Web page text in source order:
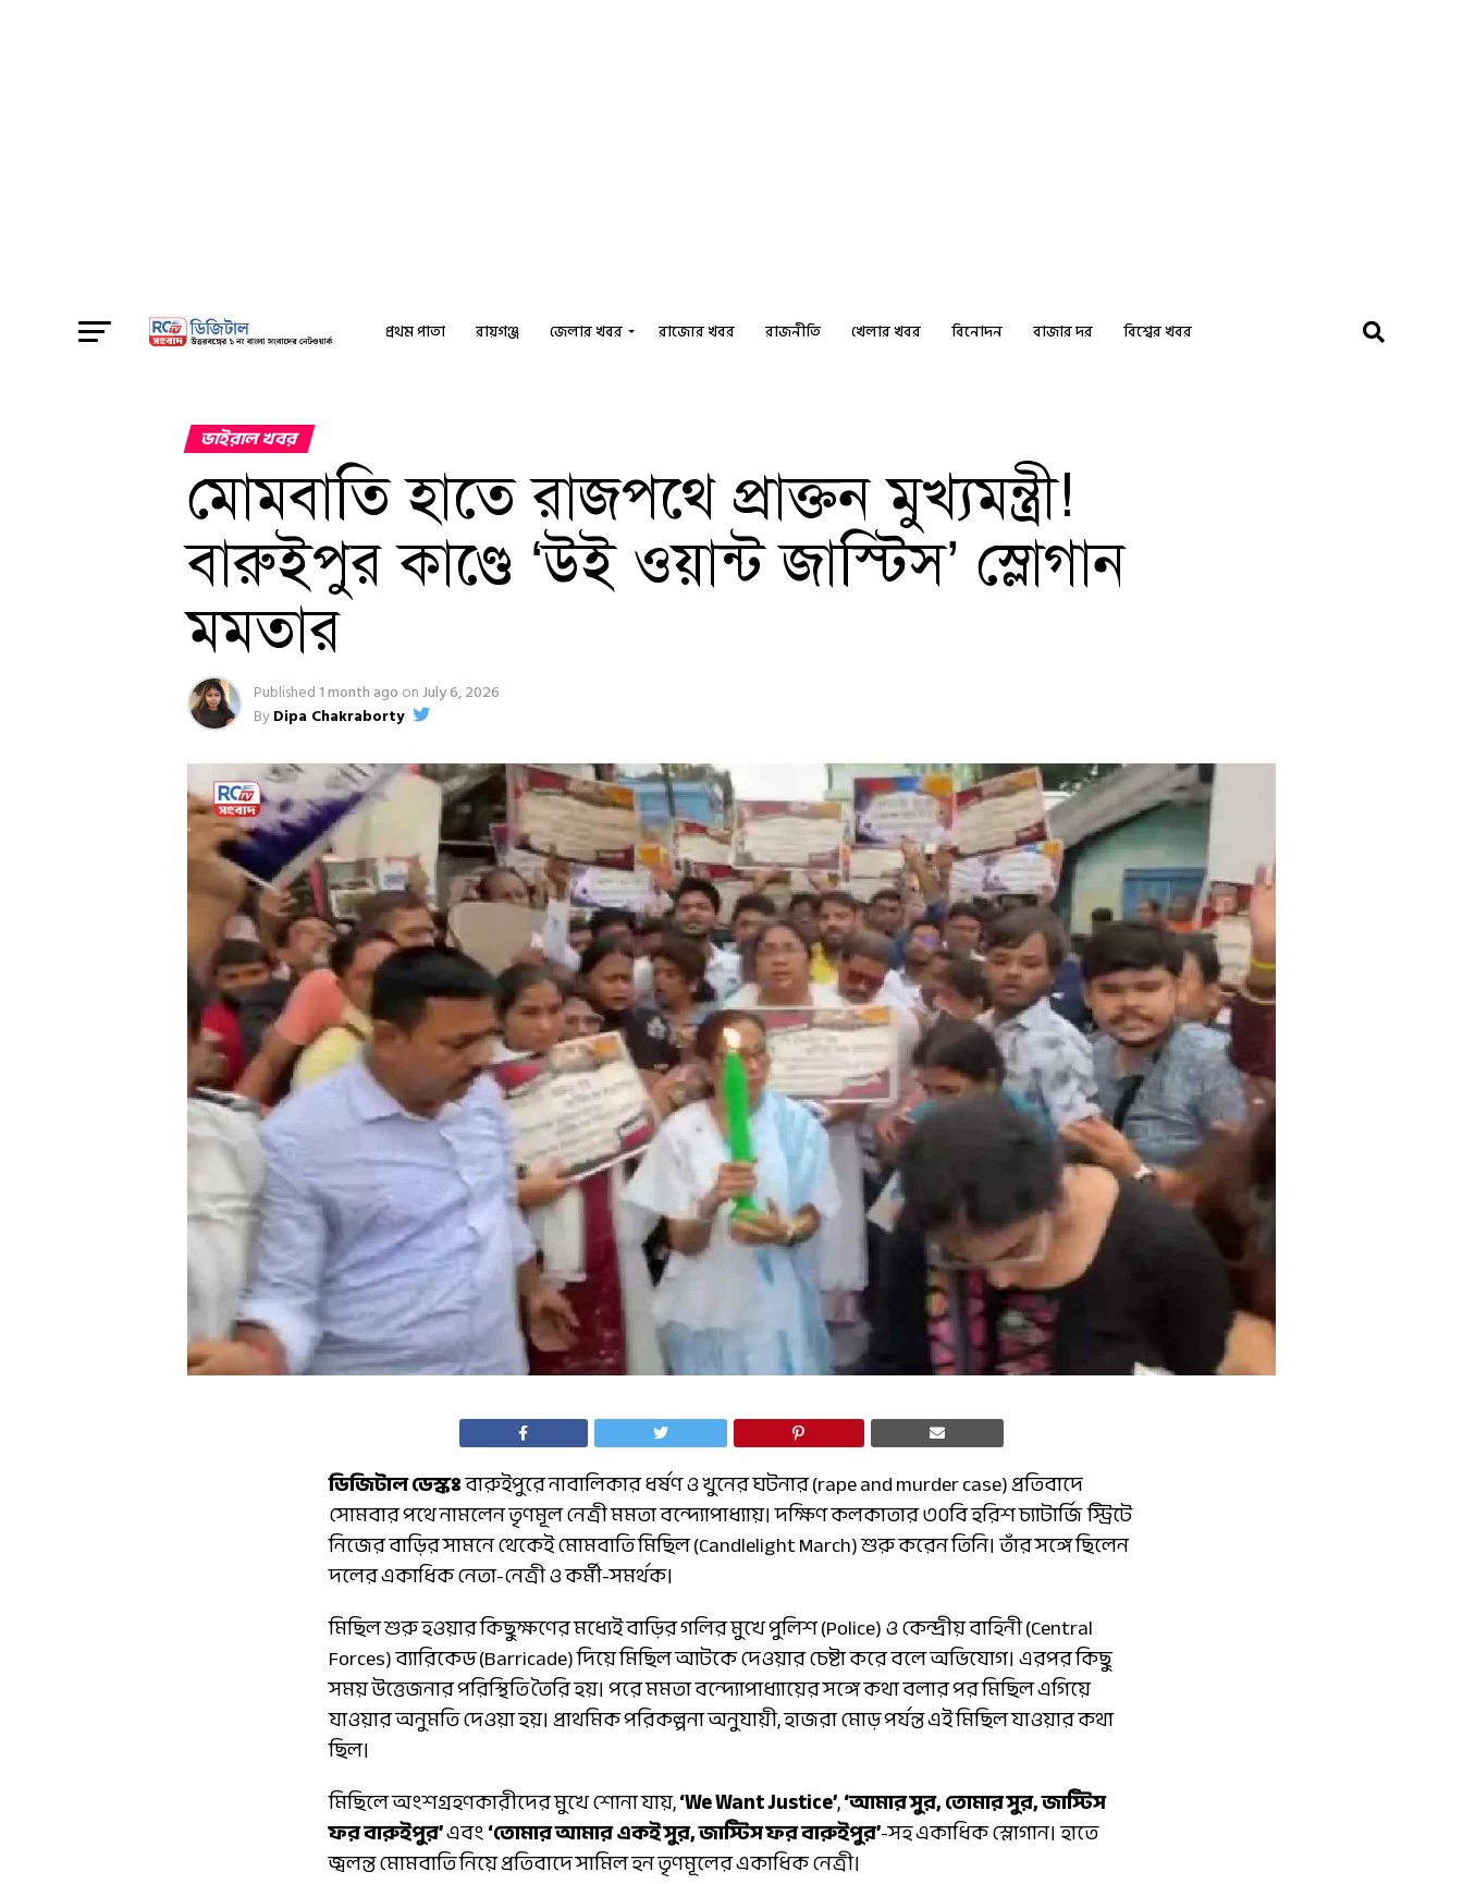
প্রথম পাতা রায়গঞ্জ জেলার খবর রাজ্যের খবর রাজনীতি খেলার খবর বিনোদন বাজার দর বিশ্বের খবর
ভাইরাল খবর
মোমবাতি হাতে রাজপথে প্রাক্তন মুখ্যমন্ত্রী!
বারুইপুর কাণ্ডে ‘উই ওয়ান্ট জাস্টিস’ স্লোগান
মমতার
Published 1 month ago onJuly 6, 2026
ByDipa Chakraborty
ডিজিটাল ডেস্কঃবারুইপুরে নাবালিকার ধর্ষণ ও খুনের ঘটনার (rape and murder case) প্রতিবাদে
সোমবার পথে নামলেন তৃণমূল নেত্রী মমতা বন্দ্যোপাধ্যায়। দক্ষিণ কলকাতার ৩০বি হরিশ চ্যাটার্জি স্ট্রিটে
নিজের বাড়ির সামনে থেকেই মোমবাতি মিছিল (Candlelight March) শুরু করেন তিনি। তাঁর সঙ্গে ছিলেন
দলের একাধিক নেতা-নেত্রী ও কর্মী-সমর্থক।
মিছিল শুরু হওয়ার কিছুক্ষণের মধ্যেই বাড়ির গলির মুখে পুলিশ (Police) ও কেন্দ্রীয় বাহিনী (Central
Forces) ব্যারিকেড (Barricade) দিয়ে মিছিল আটকে দেওয়ার চেষ্টা করে বলে অভিযোগ। এরপর কিছু
সময় উত্তেজনার পরিস্থিতি তৈরি হয়। পরে মমতা বন্দ্যোপাধ্যায়ের সঙ্গে কথা বলার পর মিছিল এগিয়ে
যাওয়ার অনুমতি দেওয়া হয়। প্রাথমিক পরিকল্পনা অনুযায়ী, হাজরা মোড় পর্যন্ত এই মিছিল যাওয়ার কথা
ছিল।
মিছিলে অংশগ্রহণকারীদের মুখে শোনা যায়,‘We Want Justice’,‘আমার সুর, তোমার সুর, জাস্টিস
ফর বারুইপুর’এবং‘তোমার আমার একই সুর, জাস্টিস ফর বারুইপুর’-সহ একাধিক স্লোগান। হাতে
জ্বলন্ত মোমবাতি নিয়ে প্রতিবাদে সামিল হন তৃণমূলের একাধিক নেত্রী।